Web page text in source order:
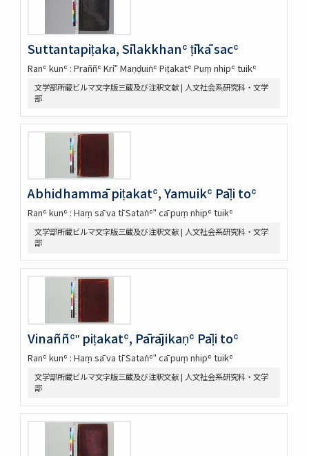
Suttantapiṭaka, Sīlakkhanʿ ṭīkā sacʿ
Ranʿ kunʿ : Praññʿ Krīʺ Maṇḍuiṅʿ Piṭakatʿ Puṃ nhipʿ tuikʿ
文学部所蔵ビルマ文字版三蔵及び注釈文献 | 人文社会系研究科・文学
部
Abhidhammā piṭakatʿ, Yamuikʿ Pāḷi toʿ
Ranʿ kunʿ : Haṃ sā va tī Sataṅʿʺ cā puṃ nhipʿ tuikʿ
文学部所蔵ビルマ文字版三蔵及び注釈文献 | 人文社会系研究科・文学
部
Vinaññʿʺ piṭakatʿ, Pārājikaṇʿ Pāḷi toʿ
Ranʿ kunʿ : Haṃ sā va tī Sataṅʿʺ cā puṃ nhipʿ tuikʿ
文学部所蔵ビルマ文字版三蔵及び注釈文献 | 人文社会系研究科・文学
部